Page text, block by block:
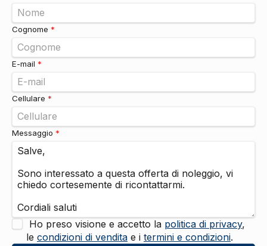
Cognome *
E-mail *
Cellulare *
Messaggio *
Ho preso visione e accetto la politica di privacy,
le condizioni di vendita e i termini e condizioni.